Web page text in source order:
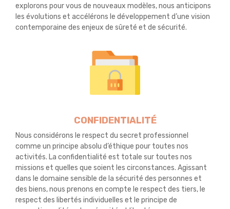
explorons pour vous de nouveaux modèles, nous anticipons
les évolutions et accélérons le développement d’une vision
contemporaine des enjeux de sûreté et de sécurité.
CONFIDENTIALITÉ
Nous considérons le respect du secret professionnel
comme un principe absolu d’éthique pour toutes nos
activités. La confidentialité est totale sur toutes nos
missions et quelles que soient les circonstances. Agissant
dans le domaine sensible de la sécurité des personnes et
des biens, nous prenons en compte le respect des tiers, le
respect des libertés individuelles et le principe de